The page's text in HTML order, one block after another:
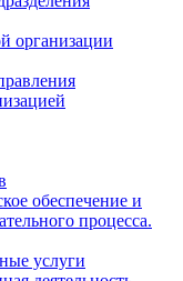
организации
обеспечение и
процесса.
услуги